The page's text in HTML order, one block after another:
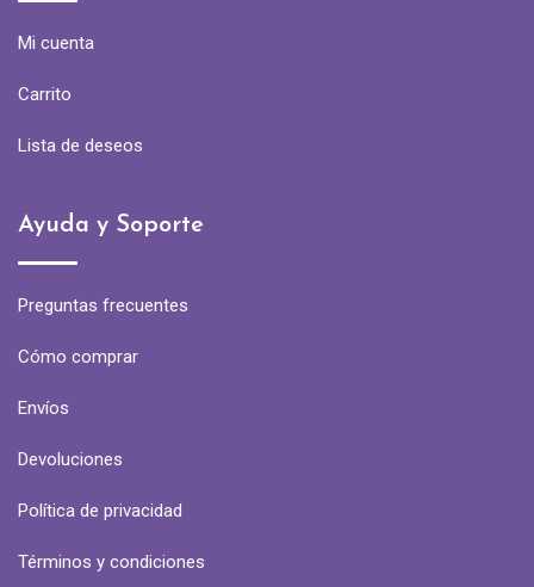
Mi cuenta
Carrito
Lista de deseos
Ayuda y Soporte
Preguntas frecuentes
Cómo comprar
Envíos
Devoluciones
Política de privacidad
Términos y condiciones